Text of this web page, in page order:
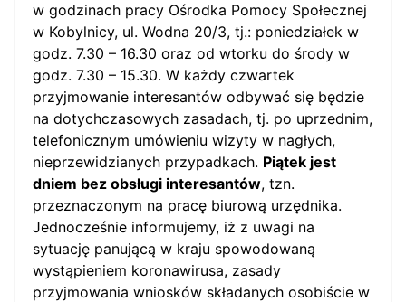
w godzinach pracy Ośrodka Pomocy Społecznej
w Kobylnicy, ul. Wodna 20/3, tj.: poniedziałek w
godz. 7.30 – 16.30 oraz od wtorku do środy w
godz. 7.30 – 15.30. W każdy czwartek
przyjmowanie interesantów odbywać się będzie
na dotychczasowych zasadach, tj. po uprzednim,
telefonicznym umówieniu wizyty w nagłych,
nieprzewidzianych przypadkach. Piątek jest
dniem bez obsługi interesantów, tzn.
przeznaczonym na pracę biurową urzędnika.
Jednocześnie informujemy, iż z uwagi na
sytuację panującą w kraju spowodowaną
wystąpieniem koronawirusa, zasady
przyjmowania wniosków składanych osobiście w